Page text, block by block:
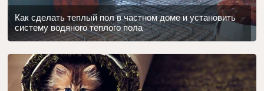
Как сделать теплый пол в частном доме и установить
систему водяного теплого пола